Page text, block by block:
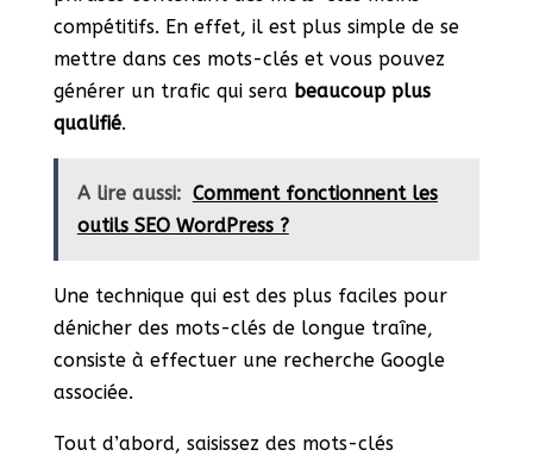
compétitifs. En effet, il est plus simple de se
mettre dans ces mots-clés et vous pouvez
générer un trafic qui sera beaucoup plus
qualifié.
A lire aussi: Comment fonctionnent les
outils SEO WordPress ?
Une technique qui est des plus faciles pour
dénicher des mots-clés de longue traîne,
consiste à effectuer une recherche Google
associée.
Tout d’abord, saisissez des mots-clés